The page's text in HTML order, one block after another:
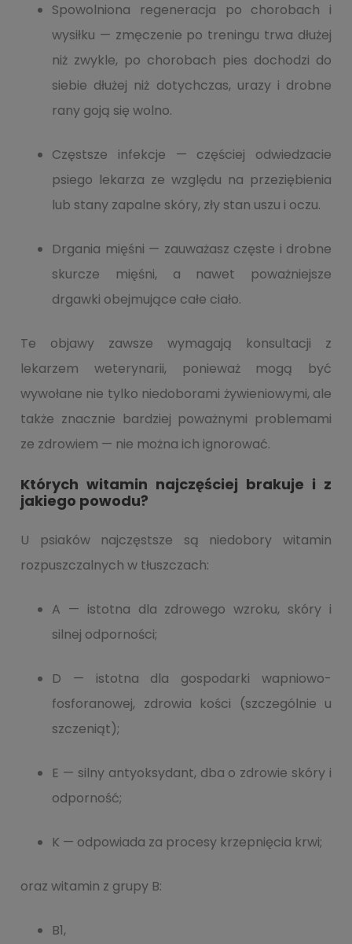
Spowolniona regeneracja po chorobach i
wysiłku — zmęczenie po treningu trwa dłużej
niż zwykle, po chorobach pies dochodzi do
siebie dłużej niż dotychczas, urazy i drobne
rany goją się wolno.
Częstsze infekcje — częściej odwiedzacie
psiego lekarza ze względu na przeziębienia
lub stany zapalne skóry, zły stan uszu i oczu.
Drgania mięśni — zauważasz częste i drobne
skurcze mięśni, a nawet poważniejsze
drgawki obejmujące całe ciało.
Te objawy zawsze wymagają konsultacji z
lekarzem weterynarii, ponieważ mogą być
wywołane nie tylko niedoborami żywieniowymi, ale
także znacznie bardziej poważnymi problemami
ze zdrowiem — nie można ich ignorować.
Których witamin najczęściej brakuje i z
jakiego powodu?
U psiaków najczęstsze są niedobory witamin
rozpuszczalnych w tłuszczach:
A — istotna dla zdrowego wzroku, skóry i
silnej odporności;
D — istotna dla gospodarki wapniowo-
fosforanowej, zdrowia kości (szczególnie u
szczeniąt);
E — silny antyoksydant, dba o zdrowie skóry i
odporność;
K — odpowiada za procesy krzepnięcia krwi;
oraz witamin z grupy B:
B1,